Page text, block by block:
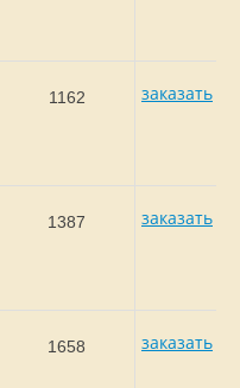
1162 заказать
1387 заказать
1658 заказать